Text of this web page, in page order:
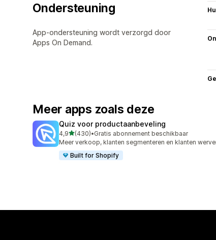
Ondersteuning
App-ondersteuning wordt verzorgd door
Apps On Demand.
Meer apps zoals deze
Quiz voor productaanbeveling
4,9van 5 sterren
(430)
430 recensies in totaal
•Gratis abonnement beschikbaar
Meer verkoop, klanten segmenteren en klanten
Built for Shopify